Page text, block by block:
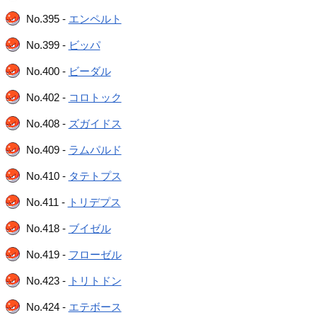
No.395 - エンペルト
No.399 - ビッパ
No.400 - ビーダル
No.402 - コロトック
No.408 - ズガイドス
No.409 - ラムパルド
No.410 - タテトプス
No.411 - トリデプス
No.418 - ブイゼル
No.419 - フローゼル
No.423 - トリトドン
No.424 - エテボース